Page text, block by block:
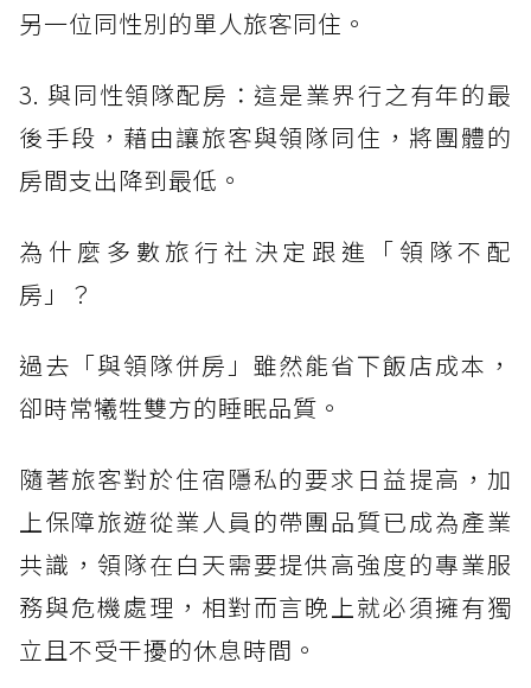
另一位同性別的單人旅客同住。
3. 與同性領隊配房：這是業界行之有年的最
後手段，藉由讓旅客與領隊同住，將團體的
房間支出降到最低。
為什麼多數旅行社決定跟進「領隊不配
房」？
過去「與領隊併房」雖然能省下飯店成本，
卻時常犧牲雙方的睡眠品質。
隨著旅客對於住宿隱私的要求日益提高，加
上保障旅遊從業人員的帶團品質已成為產業
共識，領隊在白天需要提供高強度的專業服
務與危機處理，相對而言晚上就必須擁有獨
立且不受干擾的休息時間。